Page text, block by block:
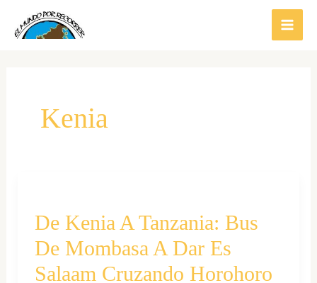
Kenia
De Kenia A Tanzania: Bus
De Mombasa A Dar Es
Salaam Cruzando Horohoro